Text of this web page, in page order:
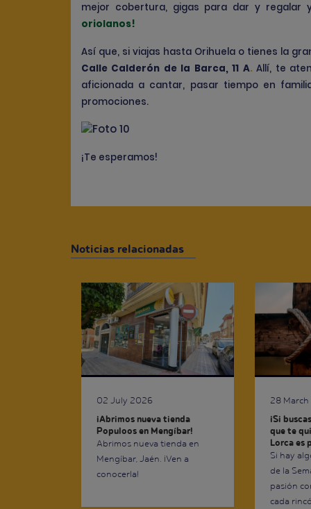
mejor cobertura, gigas para dar y regalar
oriolanos!
Así que, si viajas hasta Orihuela o tienes la
Calle Calderón de la Barca, 11 A.Allí, te
aficionada a cantar, pasar tiempo en
promociones.
¡Te esperamos!
Noticias relacionadas
02 July 2026
¡Abrimos nueva tienda
Populoos en Mengíbar!
Abrimos nueva tienda en
Mengíbar, Jaén. ¡Ven a
conocerla!
28
¡Si
que te
Lorca es
Si hay
de la
pasión
cada